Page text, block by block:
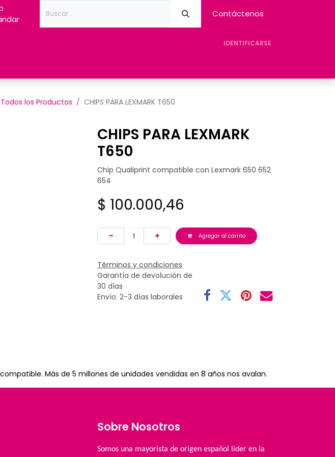
Contáctenos
IDENTIFICARSE
Todos los Productos CHIPS PARA LEXMARK T650
CHIPS PARA LEXMARK
T650
Chip Qualiprint compatible con Lexmark 650 652
654
$ 100.000,46
Agregar al carrito
Términos y condiciones
Garantía de devolución de
30 días
Envío: 2-3 días laborales
Más de 5 millones de unidades vendidas en 8 años nos avalan.
Sobre Nosotros
Somos una mayorista de origen español líder en la